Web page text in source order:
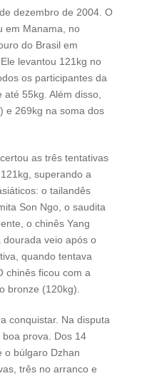
dezembro de 2004. O
em Manama, no
do Brasil em
levantou 121kg no
os participantes da
até 55kg. Além disso,
e 269kg na soma dos
as três tentativas
superando a
o tailandês
Son Ngo, o saudita
o chinês Yang
dourada veio após o
quando tentava
chinês ficou com a
bronze (120kg).
conquistar. Na disputa
prova. Dos 14
o búlgaro Dzhan
três no arranco e